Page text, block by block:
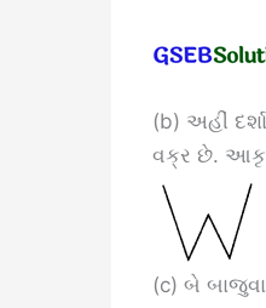
(b) અહીં
વક્ર છે.
(c) બે